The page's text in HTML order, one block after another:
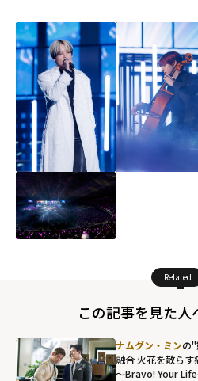
Related
この記事を見た人
ナムグン・ミンの
融合 火花を散ら
～Bravo! Your Life